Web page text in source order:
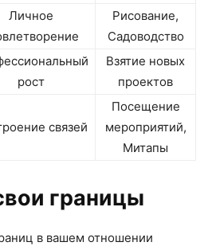
Личное
Рисование,
Садоводство
рост
Взятие новых
проектов
связей
Посещение
мероприятий,
Митапы
границы
в вашем отношении